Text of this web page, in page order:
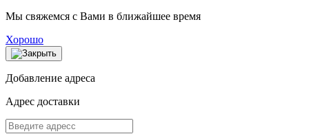
Мы свяжемся с Вами в ближайшее время
Хорошо
Добавление адреса
Адрес доставки